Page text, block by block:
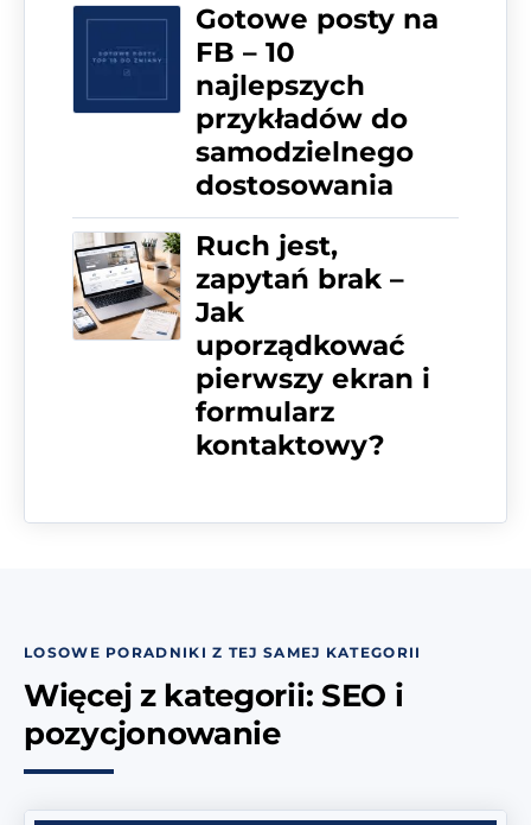
Gotowe posty na
FB – 10
najlepszych
przykładów do
samodzielnego
dostosowania
Ruch jest,
zapytań brak –
Jak
uporządkować
pierwszy ekran i
formularz
kontaktowy?
LOSOWE PORADNIKI Z TEJ SAMEJ KATEGORII
Więcej z kategorii: SEO i
pozycjonowanie